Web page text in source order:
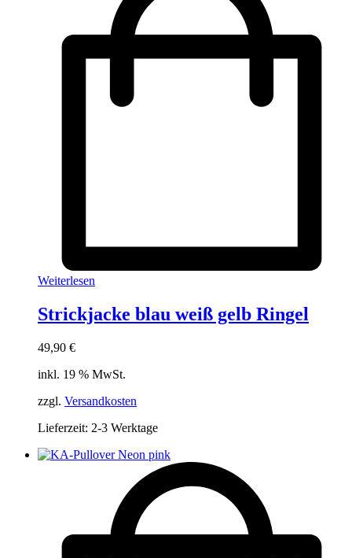
Weiterlesen
Strickjacke blau weiß gelb Ringel
49,90 €
inkl. 19 % MwSt.
zzgl. Versandkosten
Lieferzeit: 2-3 Werktage